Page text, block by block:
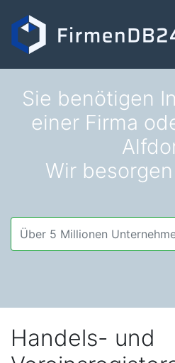
Sie benötigen
einer Firma
Wir
Handels- und